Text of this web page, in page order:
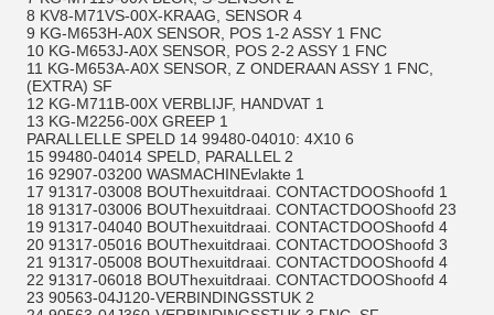
8 KV8-M71VS-00X-KRAAG, SENSOR 4
9 KG-M653H-A0X SENSOR, POS 1-2 ASSY 1 FNC
10 KG-M653J-A0X SENSOR, POS 2-2 ASSY 1 FNC
11 KG-M653A-A0X SENSOR, Z ONDERAAN ASSY 1 FNC,
(EXTRA) SF
12 KG-M711B-00X VERBLIJF, HANDVAT 1
13 KG-M2256-00X GREEP 1
PARALLELLE SPELD 14 99480-04010: 4X10 6
15 99480-04014 SPELD, PARALLEL 2
16 92907-03200 WASMACHINEvlakte 1
17 91317-03008 BOUThexuitdraai. CONTACTDOOShoofd 1
18 91317-03006 BOUThexuitdraai. CONTACTDOOShoofd 23
19 91317-04040 BOUThexuitdraai. CONTACTDOOShoofd 4
20 91317-05016 BOUThexuitdraai. CONTACTDOOShoofd 3
21 91317-05008 BOUThexuitdraai. CONTACTDOOShoofd 4
22 91317-06018 BOUThexuitdraai. CONTACTDOOShoofd 4
23 90563-04J120-VERBINDINGSSTUK 2